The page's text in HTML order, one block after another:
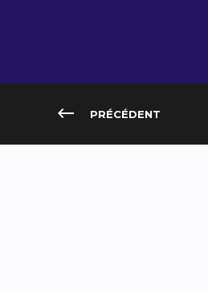
PRÉCÉDENT